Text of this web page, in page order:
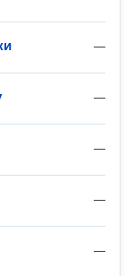
—
—
—
—
—